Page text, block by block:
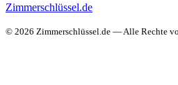
Zimmerschlüssel.de
© 2026 Zimmerschlüssel.de — Alle Rechte